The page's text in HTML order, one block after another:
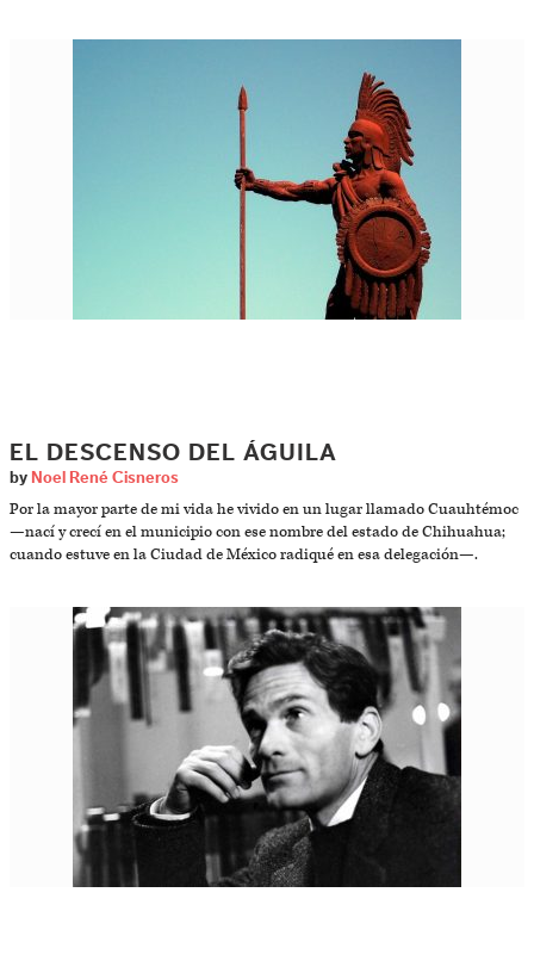
EL DESCENSO DEL ÁGUILA
by Noel René Cisneros
Por la mayor parte de mi vida he vivido en un lugar llamado Cuauhtémoc
—nací y crecí en el municipio con ese nombre del estado de Chihuahua;
cuando estuve en la Ciudad de México radiqué en esa delegación—.